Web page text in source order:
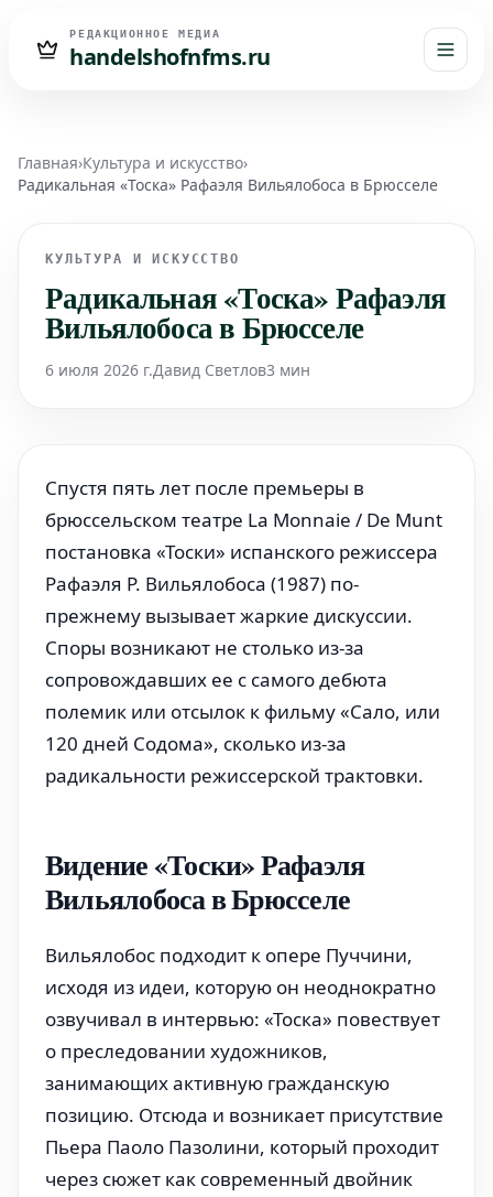
РЕДАКЦИОННОЕ МЕДИА
handelshofnfms.ru
Главная›Культура и искусство›
Радикальная «Тоска» Рафаэля Вильялобоса в Брюсселе
КУЛЬТУРА И ИСКУССТВО
Радикальная «Тоска» Рафаэля
Вильялобоса в Брюсселе
6 июля 2026 г.Давид Светлов3 мин
Спустя пять лет после премьеры в
брюссельском театре La Monnaie / De Munt
постановка «Тоски» испанского режиссера
Рафаэля Р. Вильялобоса (1987) по-
прежнему вызывает жаркие дискуссии.
Споры возникают не столько из-за
сопровождавших ее с самого дебюта
полемик или отсылок к фильму «Сало, или
120 дней Содома», сколько из-за
радикальности режиссерской трактовки.
Видение «Тоски» Рафаэля
Вильялобоса в Брюсселе
Вильялобос подходит к опере Пуччини,
исходя из идеи, которую он неоднократно
озвучивал в интервью: «Тоска» повествует
о преследовании художников,
занимающих активную гражданскую
позицию. Отсюда и возникает присутствие
Пьера Паоло Пазолини, который проходит
через сюжет как современный двойник